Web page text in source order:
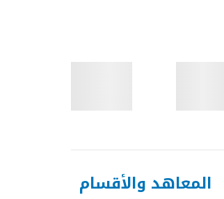
المعاهد والأقسام